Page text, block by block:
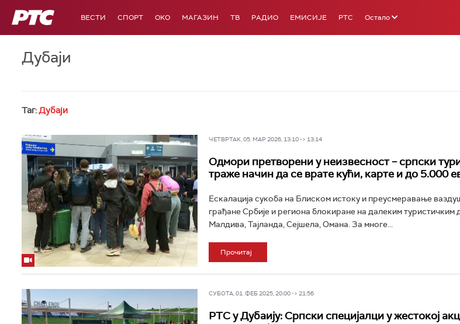
РТС ВЕСТИ СПОРТ OKO МАГАЗИН ТВ РАДИО ЕМИСИЈЕ РТС Остало
Дубаји
Таг:Дубаји
ЧЕТВРТАК, 05. МАР 2026, 13:10 -> 13:14
Одмори претворени у неизвесност – српски
траже начин да се врате кући, карте и до 5.000
Ескалација сукоба на Блиском истоку и преусмеравање
грађане Србије и региона блокиране на далеким туристичким
Малдива, Тајланда, Сејшела, Омана. За многе...
Прочитај
СУБОТА, 01. ФЕБ 2025, 20:00 -> 21:56
РТС у Дубаију: Српски специјалци у жестокој